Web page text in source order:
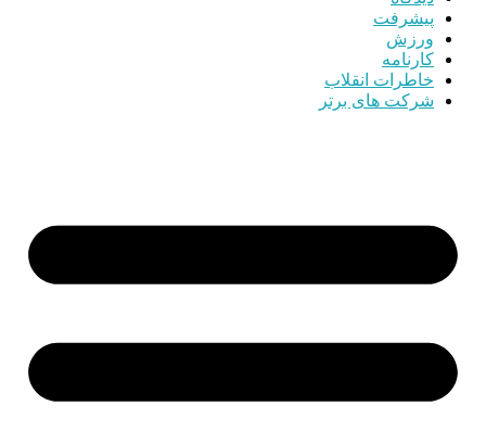
پیشرفت
ورزش
کارنامه
خاطرات انقلاب
شرکت های برتر